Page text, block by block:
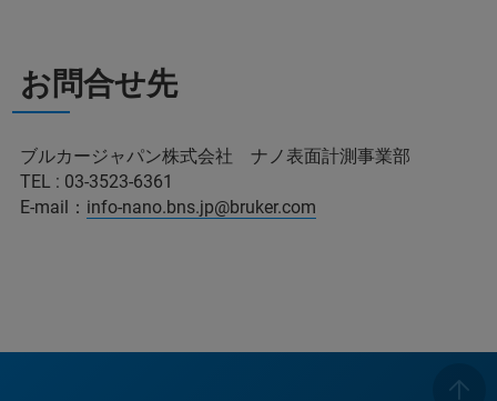
お問合せ先
ブルカージャパン株式会社 ナノ表面計測事業部
TEL : 03-3523-6361
E-mail： info-nano.bns.jp@bruker.com